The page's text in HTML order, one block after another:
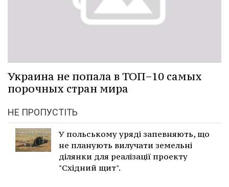
Украина не попала в ТОП−10 самых
порочных стран мира
НЕ ПРОПУСТІТЬ
У польському уряді запевняють, що
не планують вилучати земельні
ділянки для реалізації проекту
"Східний щит".